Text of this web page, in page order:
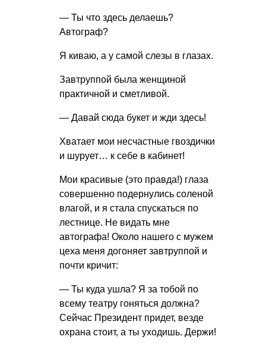
— Ты что здесь делаешь?
Автограф?
Я киваю, а у самой слезы в глазах.
Завтруппой была женщиной
практичной и сметливой.
— Давай сюда букет и жди здесь!
Хватает мои несчастные гвоздички
и шурует… к себе в кабинет!
Мои красивые (это правда!) глаза
совершенно подернулись соленой
влагой, и я стала спускаться по
лестнице. Не видать мне
автографа! Около нашего с мужем
цеха меня догоняет завтруппой и
почти кричит:
— Ты куда ушла? Я за тобой по
всему театру гоняться должна?
Сейчас Президент придет, везде
охрана стоит, а ты уходишь. Держи!